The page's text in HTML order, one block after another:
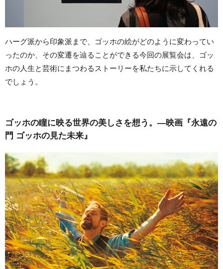
ハーグ派から印象派まで、ゴッホの絵がどのように変わってい
ったのか、その変遷を辿ることができる今回の展覧会は、ゴッ
ホの人生と芸術にまつわるストーリーを私たちに示してくれる
でしょう。
ゴッホの瞳に映る世界の美しさを想う。―映画『永遠の
門 ゴッホの見た未来』